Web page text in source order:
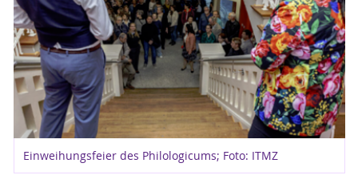
Einweihungsfeier des Philologicums; Foto: ITMZ